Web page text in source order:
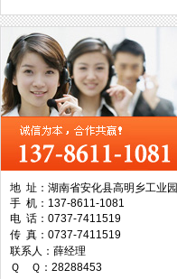
西工集团
台湾协威机械
地 址：湖南省安化县高明乡工业园
手 机：137-8611-1081
电 话：0737-7411519
传 真：0737-7411519
联系人：薛经理
Ｑ Ｑ：28288453